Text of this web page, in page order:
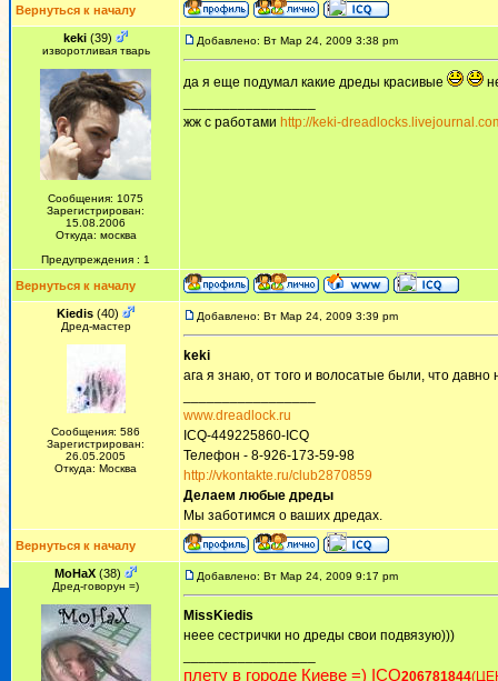
Вернуться к началу
keki (39)
изворотливая тварь
Сообщения: 1075
Зарегистрирован:
15.08.2006
Откуда: москва
Предупреждения : 1
Добавлено: Вт Мар 24, 2009 3:38 pm
да я еще подумал какие дреды красивые
жж с работами http://keki-
Вернуться к началу
Kiedis (40)
Дред-мастер
Сообщения: 586
Зарегистрирован:
26.05.2005
Откуда: Москва
Добавлено: Вт Мар 24, 2009 3:39 pm
keki
ага я знаю, от того и волосатые были, что давно
www.dreadlock.ru
ICQ-449225860-ICQ
Телефон - 8-926-173-59-98
http://vkontakte.ru/club2870859
Делаем любые дреды
Мы заботимся о ваших дредах.
Вернуться к началу
MoHaX (38)
Дред-говорун =)
Добавлено: Вт Мар 24, 2009 9:17 pm
MissKiedis
неее сестрички но дреды свои подвязую)))
плету в городе Киеве =) ICQ206781844